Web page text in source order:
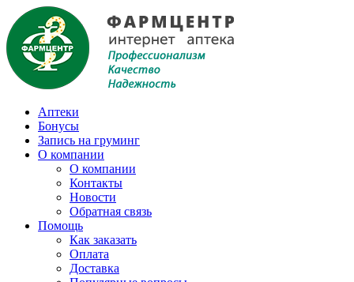
Аптеки
Бонусы
Запись на груминг
О компании
О компании
Контакты
Новости
Обратная связь
Помощь
Как заказать
Оплата
Доставка